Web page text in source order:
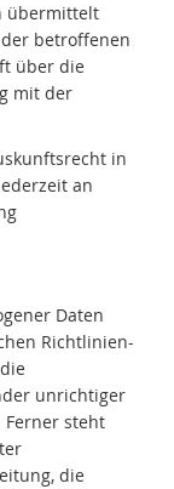
übermittelt
betroffenen
über die
mit der
in
an
Daten
Richtlinien-
unrichtiger
Ferner steht
die